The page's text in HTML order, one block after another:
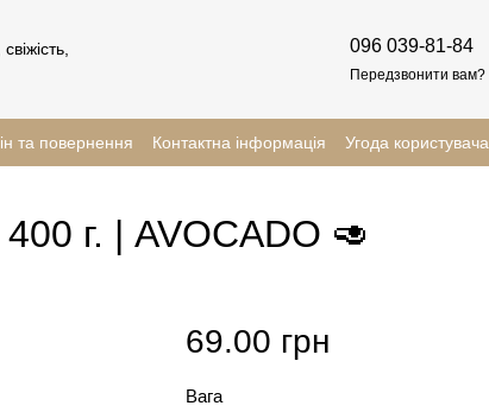
096 039-81-84
Передзвонити вам?
та повернення Контактна інформація Угода користувача
г. | AVOCADO 🥑
69.00 грн
Вага